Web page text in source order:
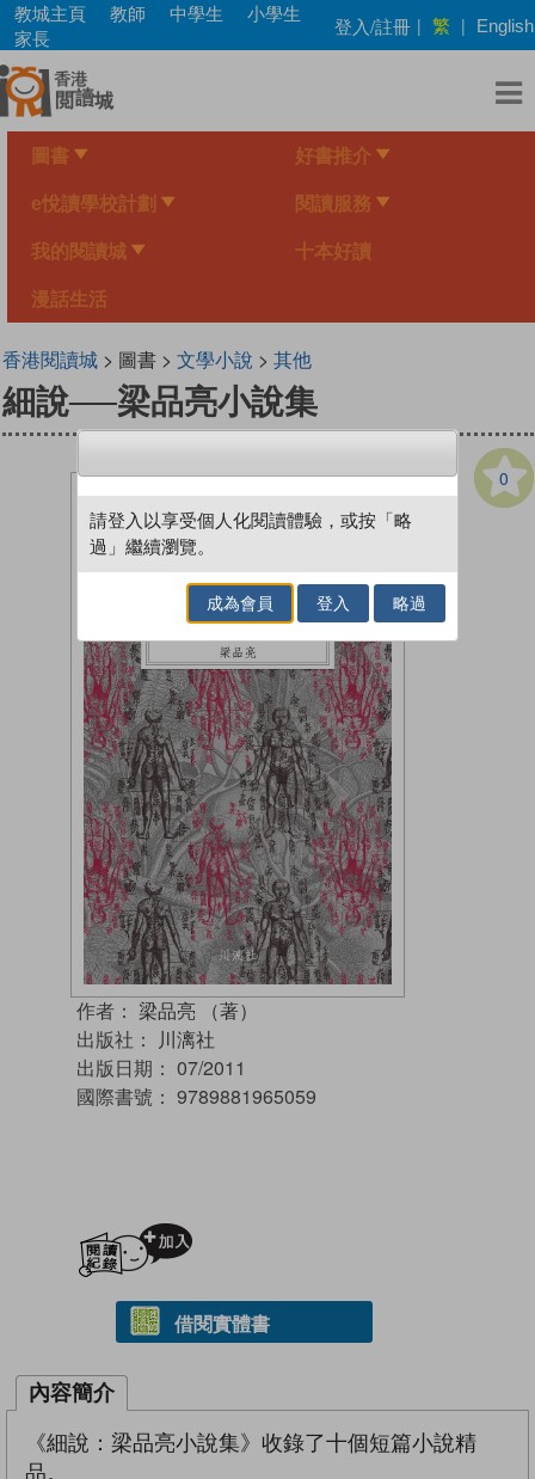
Skip
main
content
教城主頁 教師 中學生
小學生
家長
登入/註冊 | 繁 | English
圖書 好書推介
e悅讀學校計劃 閱讀服務
我的閱讀城 十本好讀
漫話生活
香港閱讀城> 圖書 > 文學小說 > 其他
細說──梁品亮小說集
0
作者： 梁品亮 （著）
出版社： 川漓社
出版日期： 07/2011
國際書號： 9789881965059
借閱實體書
內容簡介
《細說：梁品亮小說集》收錄了十個短篇小說精
品。
請登入以享受個人化閱讀體驗，或按「略
過」繼續瀏覽。
成為會員 登入 略過